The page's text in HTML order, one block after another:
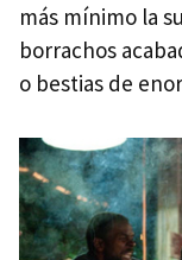
más mínimo la
borrachos
o bestias de